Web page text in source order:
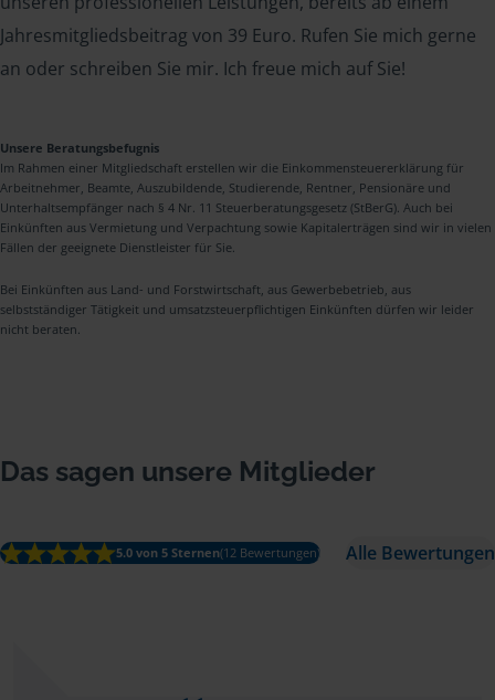
Jahresmitgliedsbeitrag von 39 Euro. Rufen Sie mich gerne
an oder schreiben Sie mir. Ich freue mich auf Sie!
Unsere Beratungsbefugnis
Im Rahmen einer Mitgliedschaft erstellen wir die Einkommensteuererklärung für
Arbeitnehmer, Beamte, Auszubildende, Studierende, Rentner, Pensionäre und
Unterhaltsempfänger nach § 4 Nr. 11 Steuerberatungsgesetz (StBerG). Auch bei
Einkünften aus Vermietung und Verpachtung sowie Kapitalerträgen sind wir in vielen
Fällen der geeignete Dienstleister für Sie.
Bei Einkünften aus Land- und Forstwirtschaft, aus Gewerbebetrieb, aus
selbstständiger Tätigkeit und umsatzsteuerpflichtigen Einkünften dürfen wir leider
nicht beraten.
Das sagen unsere Mitglieder
5.0 von 5 Sternen(12 Bewertungen) Alle Bewertungen